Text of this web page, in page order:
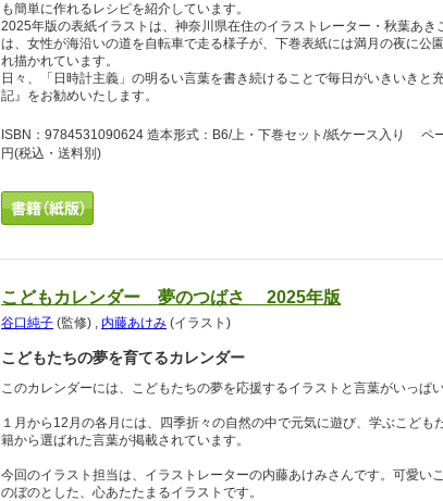
も簡単に作れるレシピを紹介しています。
2025年版の表紙イラストは、神奈川県在住のイラストレーター・秋葉あき
は、女性が海沿いの道を自転車で走る様子が、下巻表紙には満月の夜に公
れ描かれています。
日々、「日時計主義」の明るい言葉を書き続けることで毎日がいきいきと
記』をお勧めいたします。
ISBN：9784531090624 造本形式：B6/上・下巻セット/紙ケース入り
円(税込・送料別)
こどもカレンダー 夢のつばさ 2025年版
谷口純子 (監修) , 内藤あけみ (イラスト)
こどもたちの夢を育てるカレンダー
このカレンダーには、こどもたちの夢を応援するイラストと言葉がいっぱい
１月から12月の各月には、四季折々の自然の中で元気に遊び、学ぶこども
籍から選ばれた言葉が掲載されています。
今回のイラスト担当は、イラストレーターの内藤あけみさんです。可愛い
のぼのとした、心あたたまるイラストです。